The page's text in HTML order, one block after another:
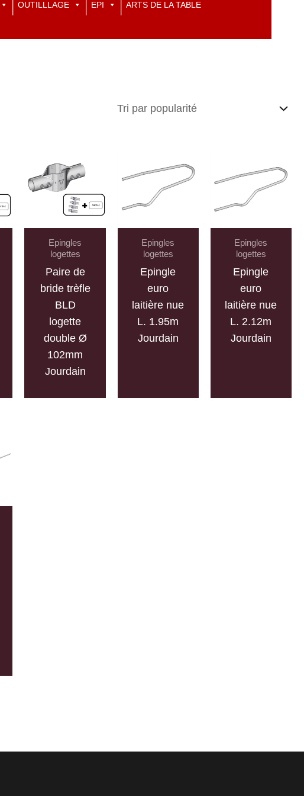
OUTILLLAGE EPI ARTS DE LA TABLE
Epingles
logettes
Paire de
bride trèfle
BLD
logette
double Ø
102mm
Jourdain
Epingles
logettes
Epingle
euro
laitière nue
L. 1.95m
Jourdain
Epingles
logettes
Epingle
euro
laitière nue
L. 2.12m
Jourdain